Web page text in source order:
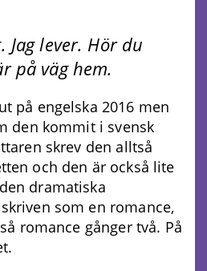
Jag lever. Hör du
på väg hem.
på engelska 2016 men
den kommit i svensk
skrev den alltså
och den är också lite
dramatiska
som en romance,
romance gånger två. På